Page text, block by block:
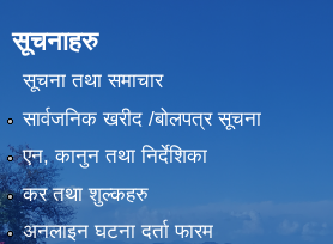
सूचनाहरु
सूचना तथा समाचार
सार्वजनिक खरीद /बोलपत्र सूचना
एन, कानुन तथा निर्देशिका
कर तथा शुल्कहरु
अनलाइन घटना दर्ता फारम